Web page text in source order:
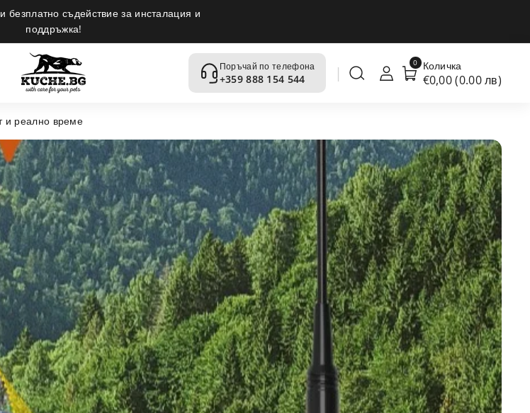
безплатно съдействие за инсталация и
поддръжка!
Поръчай по телефона
+359 888 154 544
0 Количка
€0,00 (0.00 лв)
и реално време